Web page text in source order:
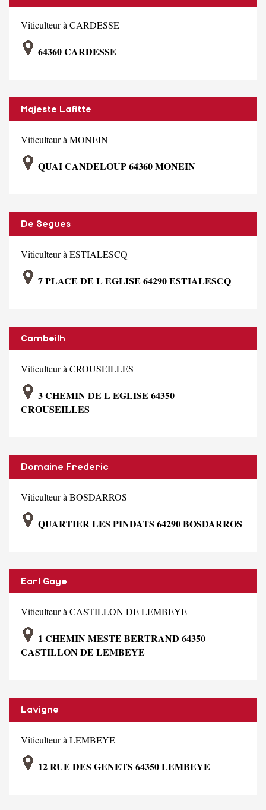
Viticulteur à CARDESSE
64360 CARDESSE
Majeste Lafitte
Viticulteur à MONEIN
QUAI CANDELOUP 64360 MONEIN
De Segues
Viticulteur à ESTIALESCQ
7 PLACE DE L EGLISE 64290 ESTIALESCQ
Cambeilh
Viticulteur à CROUSEILLES
3 CHEMIN DE L EGLISE 64350
CROUSEILLES
Domaine Frederic
Viticulteur à BOSDARROS
QUARTIER LES PINDATS 64290 BOSDARROS
Earl Gaye
Viticulteur à CASTILLON DE LEMBEYE
1 CHEMIN MESTE BERTRAND 64350
CASTILLON DE LEMBEYE
Lavigne
Viticulteur à LEMBEYE
12 RUE DES GENETS 64350 LEMBEYE